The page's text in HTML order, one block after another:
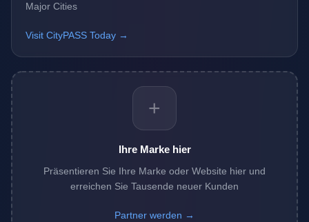
Major Cities
Visit CityPASS Today →
+
Ihre Marke hier
Präsentieren Sie Ihre Marke oder Website hier und
erreichen Sie Tausende neuer Kunden
Partner werden →